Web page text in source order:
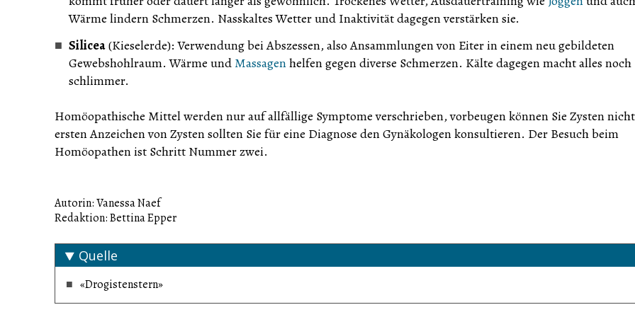
Wärme lindern Schmerzen. Nasskaltes Wetter und Inaktivität dagegen verstärken sie.
Silicea(Kieselerde): Verwendung bei Abszessen, also Ansammlungen von Eiter in einem neu gebildeten
Gewebshohlraum. Wärme und Massagenhelfen gegen diverse Schmerzen. Kälte dagegen macht alles noch
schlimmer.
Homöopathische Mittel werden nur auf allfällige Symptome verschrieben, vorbeugen können Sie Zysten
ersten Anzeichen von Zysten sollten Sie für eine Diagnose den Gynäkologen konsultieren. Der Besuch beim
Homöopathen ist Schritt Nummer zwei.
Autorin: Vanessa Naef
Redaktion: Bettina Epper
Quelle
«Drogistenstern»